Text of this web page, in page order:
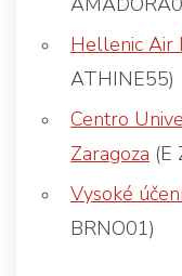
Hellenic Air
ATHINE55)
Centro
Zaragoza (E
Vysoké
BRNO01)